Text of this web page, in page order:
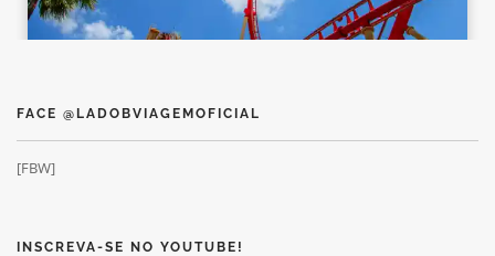
FACE @LADOBVIAGEMOFICIAL
[FBW]
INSCREVA-SE NO YOUTUBE!